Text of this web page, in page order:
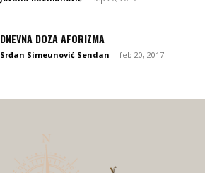
DNEVNA DOZA AFORIZMA
Srđan Simeunović Sendan - feb 20, 2017